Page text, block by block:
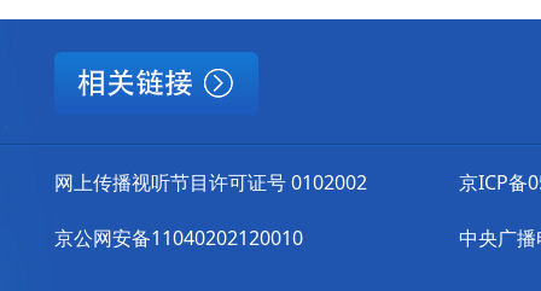
网上传播视听节目许可证号 0102002
京公网安备11040202120010
京ICP备
中央广